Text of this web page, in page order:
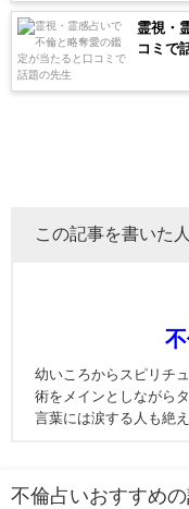
霊視・
コミで
この記事を書いた人
幼いころからスピリチ
術をメインとしながら
言葉には涙する人も絶
不倫占いおすすめ